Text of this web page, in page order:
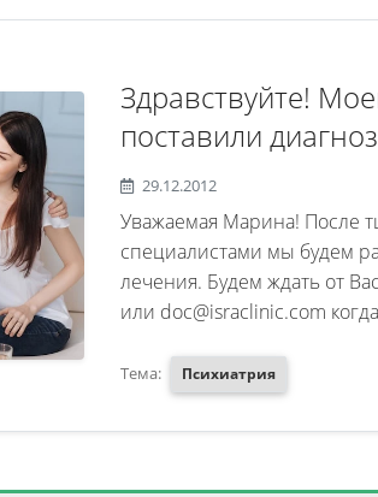
Здравствуйте!
поставили
консультированы
F 20.00 F 95.2. В
галоперидола. Но
вернулось.
циклодола утром
не улучшается. С
и палиперидон, и
лучше не
ухудшается.
29.12.2012
Уважаемая Марина! После
специалистами мы будем
лечения. Будем ждать от
или doc@israclinic.com
Тема: Психиатрия